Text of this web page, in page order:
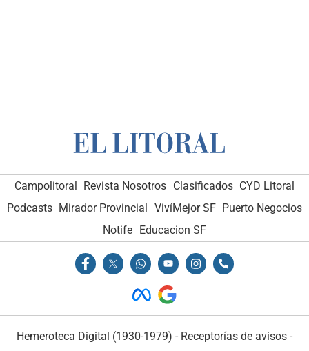
Campolitoral Revista Nosotros Clasificados CYD Litoral
Podcasts Mirador Provincial VivíMejor SF Puerto Negocios
Notife
Educacion SF
Hemeroteca Digital (1930-1979) - Receptorías de avisos -